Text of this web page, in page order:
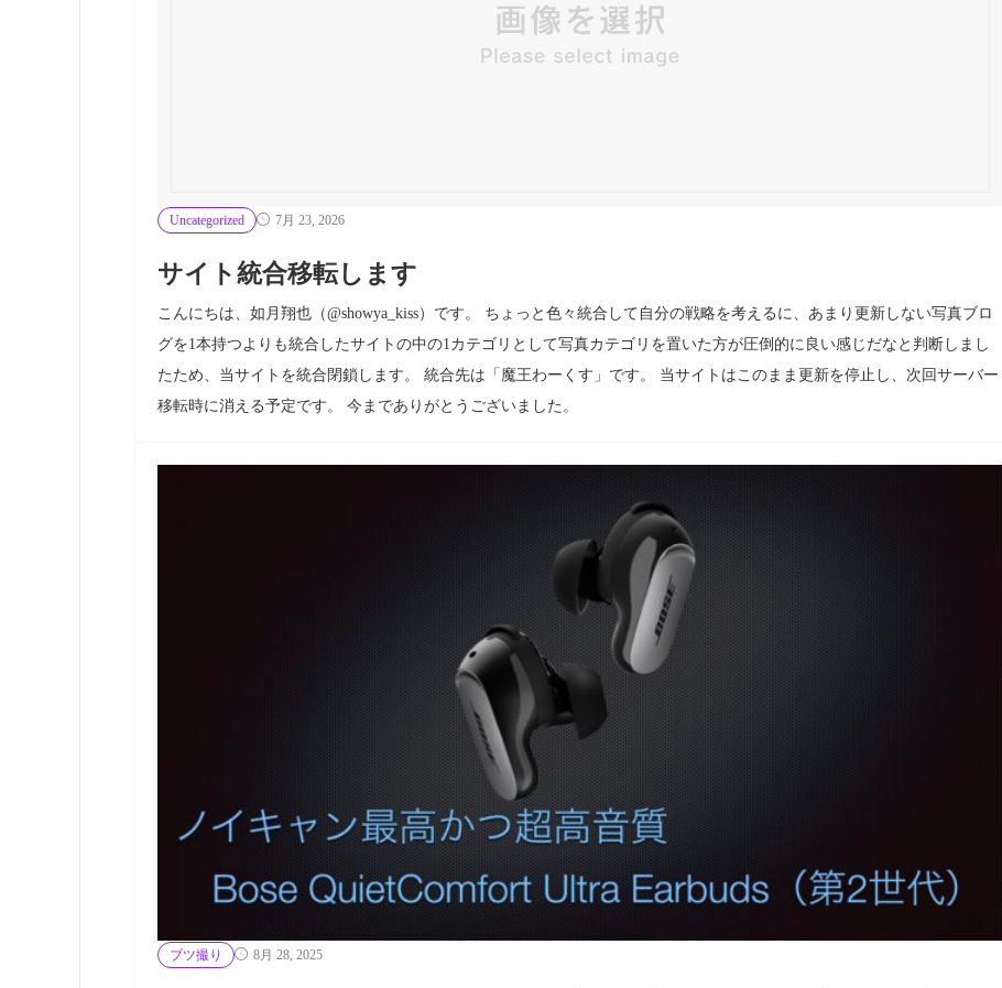
Uncategorized 7月 23, 2026
サイト統合移転します
こんにちは、如月翔也（@showya_kiss）です。 ちょっと色々統合して自分の戦略を考えるに、あまり更新しない写真ブロ
グを1本持つよりも統合したサイトの中の1カテゴリとして写真カテゴリを置いた方が圧倒的に良い感じだなと判断しまし
たため、当サイトを統合閉鎖します。 統合先は「魔王わーくす」です。 当サイトはこのまま更新を停止し、次回サーバー
移転時に消える予定です。 今までありがとうございました。
ブツ撮り 8月 28, 2025